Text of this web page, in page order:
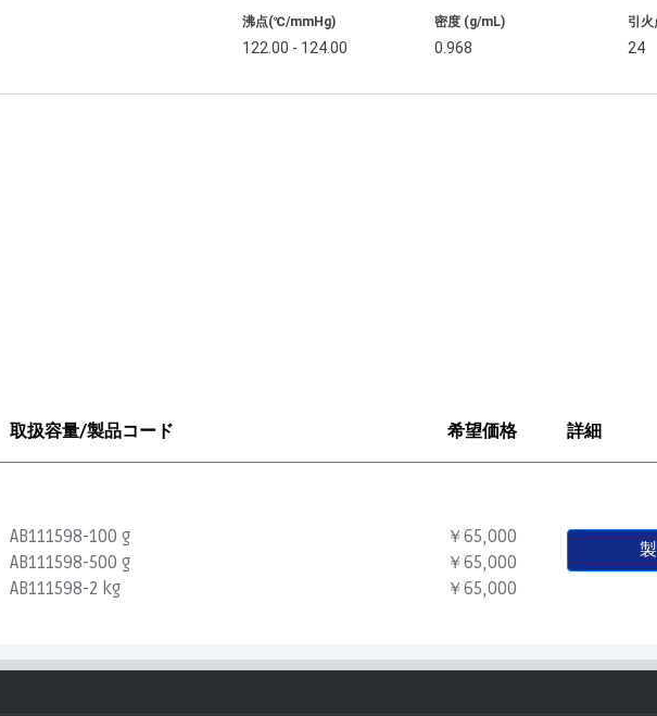
沸点(℃/mmHg)
122.00 - 124.00
密度 (g/mL)
0.968
引
24
取扱容量/製品コード 希望価格 詳細
AB111598-100 g
AB111598-500 g
AB111598-2 kg
￥65,000
￥65,000
￥65,000